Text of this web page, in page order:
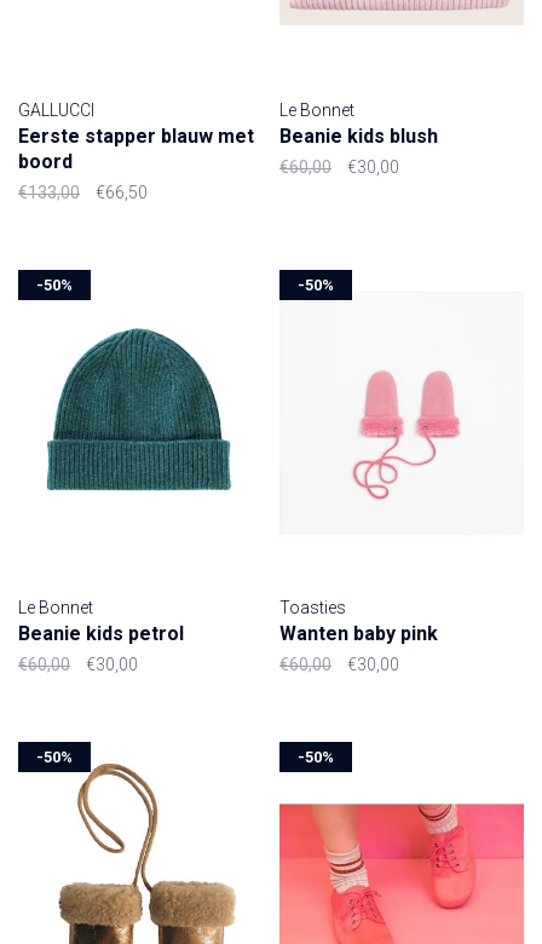
GALLUCCI
Eerste stapper blauw met
boord
€133,00 €66,50
Le Bonnet
Beanie kids blush
€60,00 €30,00
-50%
Le Bonnet
Beanie kids petrol
€60,00 €30,00
-50%
Toasties
Wanten baby pink
€60,00 €30,00
-50% -50%